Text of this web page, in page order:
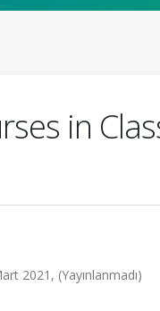
in
2021, (Yayınlanmadı)